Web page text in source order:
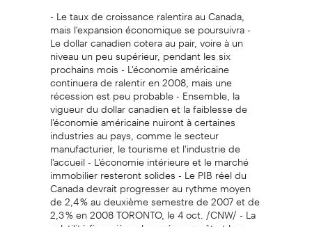
- Le taux de croissance ralentira au Canada,
mais l'expansion économique se poursuivra -
Le dollar canadien cotera au pair, voire à un
niveau un peu supérieur, pendant les six
prochains mois - L'économie américaine
continuera de ralentir en 2008, mais une
récession est peu probable - Ensemble, la
vigueur du dollar canadien et la faiblesse de
l'économie américaine nuiront à certaines
industries au pays, comme le secteur
manufacturier, le tourisme et l'industrie de
l'accueil - L'économie intérieure et le marché
immobilier resteront solides - Le PIB réel du
Canada devrait progresser au rythme moyen
de 2,4 % au deuxième semestre de 2007 et de
2,3 % en 2008 TORONTO, le 4 oct. /CNW/ - La